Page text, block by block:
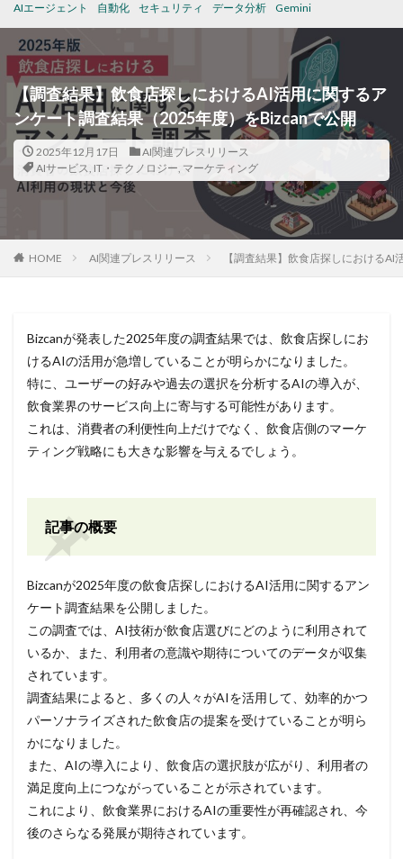
AIエージェント 自動化 セキュリティ データ分析 Gemini
【調査結果】飲食店探しにおけるAI活用に関するア
ンケート調査結果（2025年度）をBizcanで公開
2025年12月17日
AI関連プレスリリース
AIサービス, IT・テクノロジー, マーケティング
HOME AI関連プレスリリース 【調査結果】飲食店探しにおける
Bizcanが発表した2025年度の調査結果では、飲食店探しにお
けるAIの活用が急増していることが明らかになりました。
特に、ユーザーの好みや過去の選択を分析するAIの導入が、
飲食業界のサービス向上に寄与する可能性があります。
これは、消費者の利便性向上だけでなく、飲食店側のマーケ
ティング戦略にも大きな影響を与えるでしょう。
記事の概要
Bizcanが2025年度の飲食店探しにおけるAI活用に関するアン
ケート調査結果を公開しました。
この調査では、AI技術が飲食店選びにどのように利用されて
いるか、また、利用者の意識や期待についてのデータが収集
されています。
調査結果によると、多くの人々がAIを活用して、効率的かつ
パーソナライズされた飲食店の提案を受けていることが明ら
かになりました。
また、AIの導入により、飲食店の選択肢が広がり、利用者の
満足度向上につながっていることが示されています。
これにより、飲食業界におけるAIの重要性が再確認され、今
後のさらなる発展が期待されています。